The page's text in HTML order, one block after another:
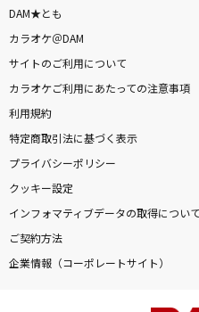
DAM★とも
カラオケ＠DAM
サイトのご利用について
カラオケご利用にあたっての注意事項
利用規約
特定商取引法に基づく表示
プライバシーポリシー
クッキー設定
インフォマティブデータの取得について
ご契約方法
企業情報（コーポレートサイト）